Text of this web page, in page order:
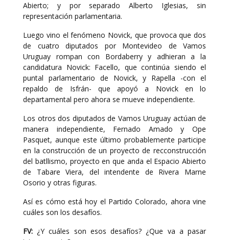
Abierto; y por separado Alberto Iglesias, sin
representación parlamentaria.
Luego vino el fenómeno Novick, que provoca que dos
de cuatro diputados por Montevideo de Vamos
Uruguay rompan con Bordaberry y adhieran a la
candidatura Novick: Facello, que continúa siendo el
puntal parlamentario de Novick, y Rapella -con el
repaldo de Isfrán- que apoyó a Novick en lo
departamental pero ahora se mueve independiente.
Los otros dos diputados de Vamos Uruguay actúan de
manera independiente, Fernado Amado y Ope
Pasquet, aunque este último probablemente participe
en la construcción de un proyecto de recconstrucción
del batllismo, proyecto en que anda el Espacio Abierto
de Tabare Viera, del intendente de Rivera Marne
Osorio y otras figuras.
Así es cómo está hoy el Partido Colorado, ahora vine
cuáles son los desafíos.
FV: ¿Y cuáles son esos desafíos? ¿Que va a pasar